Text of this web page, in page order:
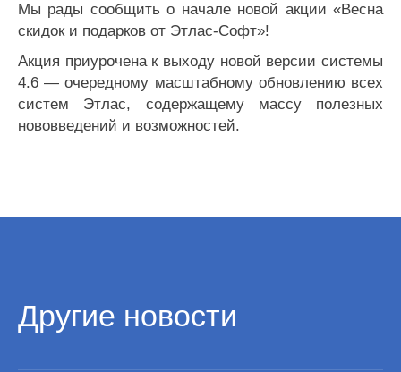
Мы рады сообщить о начале новой акции «Весна
скидок и подарков от Этлас-Софт»!
Акция приурочена к выходу новой версии системы
4.6 — очередному масштабному обновлению всех
систем Этлас, содержащему массу полезных
нововведений и возможностей.
Другие новости